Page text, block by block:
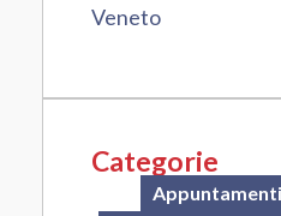
Veneto
Categorie
Appuntamenti